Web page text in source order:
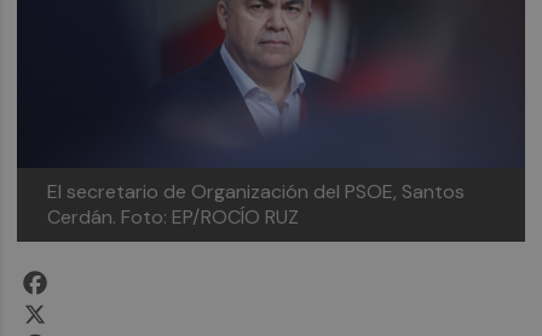
El secretario de Organización del PSOE, Santos
Cerdán. Foto: EP/ROCÍO RUZ